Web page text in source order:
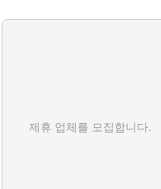
제휴 업체를 모집합니다.